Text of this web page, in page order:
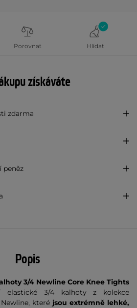
Porovnat Hlídat
získáváte
zdarma
peněz
Popis
3/4 Newline Core Knee Tights
elastické 3/4 kalhoty z kolekce
které jsou extrémně lehké,